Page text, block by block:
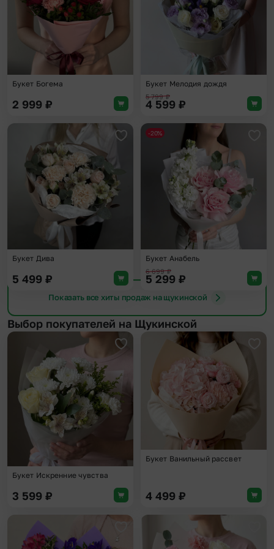
Букет Богема
2 999 ₽
Букет Мелодия дождя
5 799₽
4 599 ₽
Добавить в избранное
Букет Дива
5 499 ₽
-20%
Букет Анабель
6 699₽
5 299 ₽
Показать все хиты продаж на щукинской
Выбор покупателей на Щукинской
Добавить в избранное
Букет Искренние чувства
3 599 ₽
Букет Ванильный рассвет
4 499 ₽
Добавить в избранное